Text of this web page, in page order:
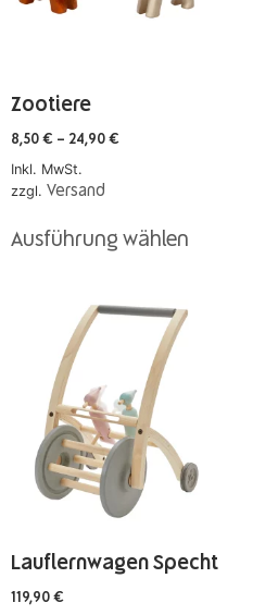
Zootiere
8,50 € – 24,90 €
Inkl. MwSt.
zzgl. Versand
Ausführung wählen
Lauflernwagen Specht
119,90 €